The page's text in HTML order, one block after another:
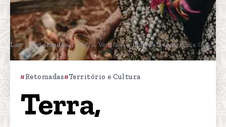
Lar / Retomadas / Terra, Veneno e a Luta pela Existência Guarani e Kaiowá
Retomadas Território e Cultura
Terra,